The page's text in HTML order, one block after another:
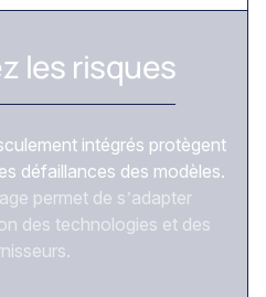
les risques
intégrés protègent
défaillances des modèles.
permet de s’adapter
des technologies et des